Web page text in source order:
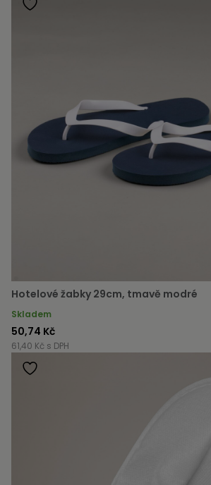
Hotelové žabky 29cm, tmavě modré
Skladem
50,74 Kč
61,40 Kč s DPH